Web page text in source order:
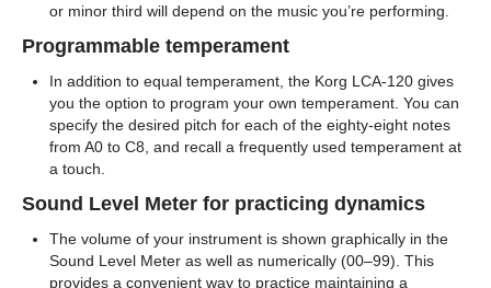
or minor third will depend on the music you’re performing.
Programmable temperament
In addition to equal temperament, the Korg LCA-120 gives
you the option to program your own temperament. You can
specify the desired pitch for each of the eighty-eight notes
from A0 to C8, and recall a frequently used temperament at
a touch.
Sound Level Meter for practicing dynamics
The volume of your instrument is shown graphically in the
Sound Level Meter as well as numerically (00–99). This
provides a convenient way to practice maintaining a